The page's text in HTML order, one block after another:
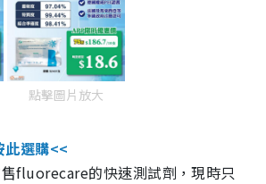
點擊圖片放大
此選購<<
fluorecare的快速測試劑，現時只